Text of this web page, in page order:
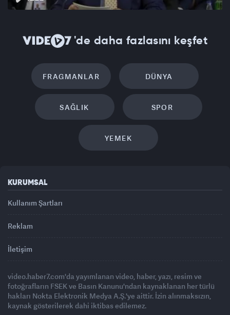
'de daha fazlasını keşfet
FRAGMANLAR DÜNYA
SAĞLIK SPOR
YEMEK
KURUMSAL
Kullanım Şartları
Reklam
İletişim
video.haber7.com'da yayımlanan video, haber, yazı, resim ve
fotoğrafların FSEK ve Basın Kanunu'ndan kaynaklanan her türlü
hakları Nokta Elektronik Medya A.Ş.'ye aittir. İzin alınmaksızın,
kaynak gösterilerek dahi iktibas edilemez.